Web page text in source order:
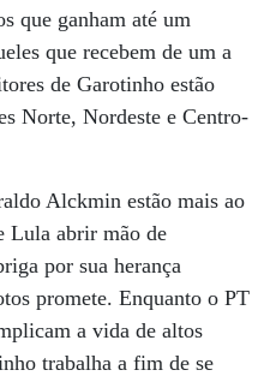
que ganham até um
que recebem de um a
de Garotinho estão
Norte, Nordeste e Centro-
Alckmin estão mais ao
Lula abrir mão de
por sua herança
promete. Enquanto o PT
a vida de altos
trabalha a fim de se